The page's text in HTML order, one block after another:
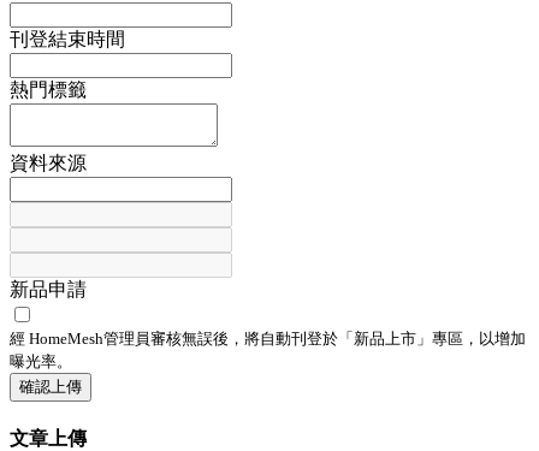
刊登結束時間
熱門標籤
資料來源
新品申請
經 HomeMesh管理員審核無誤後，將自動刊登於「 新品上市 」專區，以增加
曝光率。
確認上傳
文章上傳